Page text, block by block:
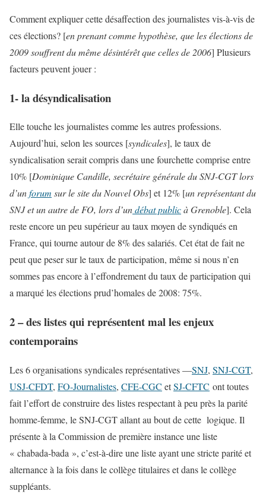
Comment expliquer cette désaffection des journalistes vis-à-vis de
ces élections? [en prenant comme hypothèse, que les élections de
2009 souffrent du même désintérêt que celles de 2006] Plusieurs
facteurs peuvent jouer :
1- la désyndicalisation
Elle touche les journalistes comme les autres professions.
Aujourd’hui, selon les sources [syndicales], le taux de
syndicalisation serait compris dans une fourchette comprise entre
10% [Dominique Candille, secrétaire générale du SNJ-CGT lors
d’unforum sur le site du Nouvel Obs] et 12% [un représentant du
SNJ et un autre de FO, lors d’undébat publicà Grenoble]. Cela
reste encore un peu supérieur au taux moyen de syndiqués en
France, qui tourne autour de 8% des salariés. Cet état de fait ne
peut que peser sur le taux de participation, même si nous n’en
sommes pas encore à l’effondrement du taux de participation qui
a marqué les élections prud’homales de 2008: 75%.
2 – des listes qui représentent mal les enjeux
contemporains
Les 6 organisations syndicales représentatives —SNJ, SNJ-CGT,
USJ-CFDT, FO-Journalistes, CFE-CGC etSJ-CFTC ont toutes
fait l’effort de construire des listes respectant à peu près la parité
homme-femme, le SNJ-CGT allant au bout de cette logique. Il
présente à la Commission de première instance une liste
« chabada-bada », c’est-à-dire une liste ayant une stricte parité et
alternance à la fois dans le collège titulaires et dans le collège
suppléants.